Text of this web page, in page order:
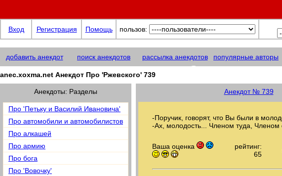
anec.xoxma@net
Вход Регистрация Помощь пользов:
добавить анекдот поиск анекдотов рассылка анекдотов популярные авторы
anec.xoxma.net Анекдот Про 'Ржевского' 739
Анекдоты: Разделы
Про 'Петьку и Василий Ивановича'
Про автомобили и автомобилистов
Про алкашей
Про армию
Про бога
Про 'Вовочку'
Анекдот № 739
-Поручик, говорят, что Вы были в
-Ах, молодость... Членом туда, Членом
Ваша оценка
рейтинг:
65